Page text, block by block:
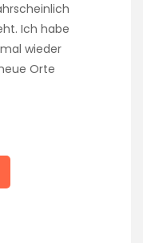
Ich habe
wieder
Orte